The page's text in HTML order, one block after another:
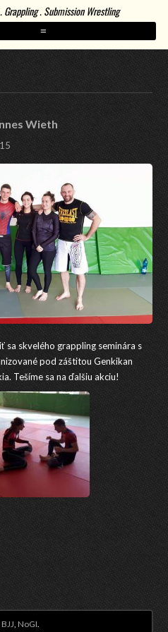
Grappling . Submission Wrestling
=
Wieth
sa skvelého grappling seminára s
pod záštitou Genkikan
Tešíme sa na ďalšiu akciu!
BJJ, NoGI.